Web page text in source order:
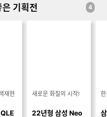
기획전 4